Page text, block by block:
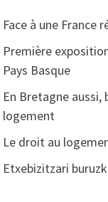
Face à une France
Première
Pays Basque
En Bretagne aussi,
logement
Le droit au
Etxebizitzari